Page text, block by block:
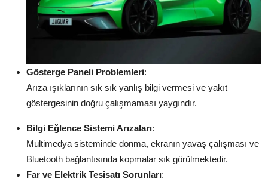
Gösterge Paneli Problemleri:
Arıza ışıklarının sık sık yanlış bilgi vermesi ve yakıt
göstergesinin doğru çalışmaması yaygındır.
Bilgi Eğlence Sistemi Arızaları:
Multimedya sisteminde donma, ekranın yavaş çalışması ve
Bluetooth bağlantısında kopmalar sık görülmektedir.
Far ve Elektrik Tesisatı Sorunları: